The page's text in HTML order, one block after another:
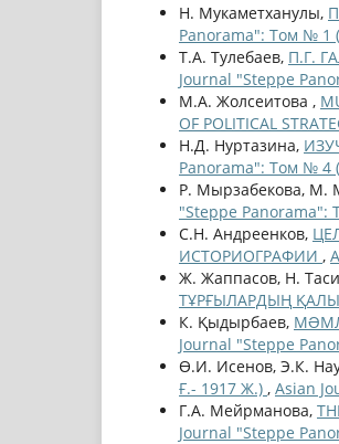
Н. Мукаметханулы,
Panorama": Том № 1
Т.А. Тулебаев, П.Г.
Journal "Steppe
М.А. Жолсеитова ,
OF POLITICAL
Н.Д. Нуртазина,
Panorama": Том № 4
Р. Мырзабекова, М.
"Steppe Panorama":
С.Н. Андреенков,
ИСТОРИОГРАФИИ ,
Ж. Жаппасов, Н.
ТҰРҒЫЛАРДЫҢ
К. Қыдырбаев,
Journal "Steppe
Ө.И. Исенов, Э.К.
Ғ.- 1917 Ж.) , Asian
Г.А. Мейрманова,
Journal "Steppe